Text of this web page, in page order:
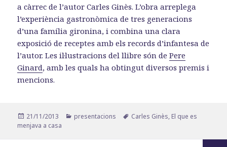
a càrrec de l’autor Carles Ginès. L’obra arreplega
l’experiència gastronòmica de tres generacions
d’una família gironina, i combina una clara
exposició de receptes amb els records d’infantesa de
l’autor. Les il·lustracions del llibre són dePere
Ginard, amb les quals ha obtingut diversos premis i
mencions.
Publicat
el
21/11/2013 Categories
presentacions Etiquetes
Carles Ginès, El que es
menjava a casa